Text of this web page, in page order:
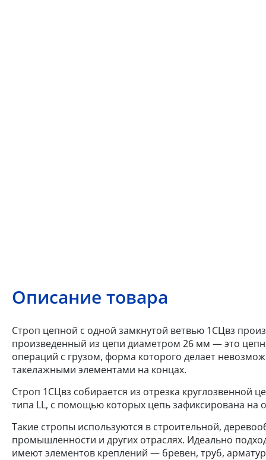
Описание товара
Строп цепной с одной замкнутой ветвью 1СЦвз
произведенный из цепи диаметром 26 мм — это
операций с грузом, форма которого делает
такелажными элементами на концах.
Строп 1СЦвз собирается из отрезка круглозвенной
типа LL, с помощью которых цепь зафиксирована на
Такие стропы используются в строительной,
промышленности и других отраслях. Идеально
имеют элементов креплений — бревен, труб,